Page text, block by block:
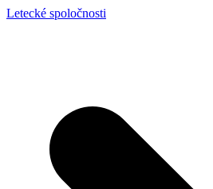
Letecké spoločnosti